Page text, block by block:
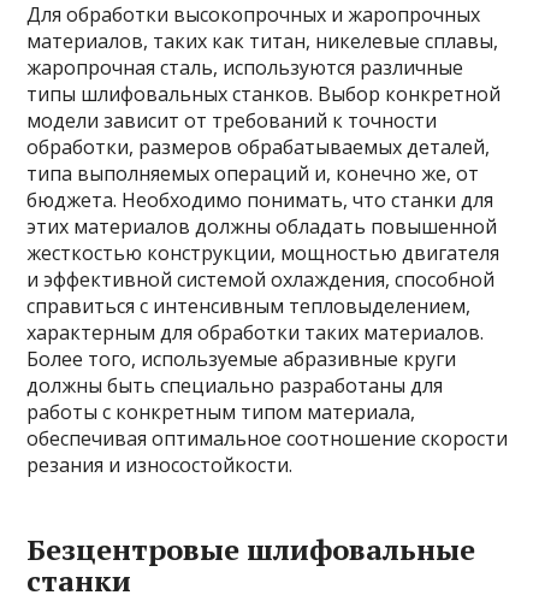
Для обработки высокопрочных и жаропрочных
материалов, таких как титан, никелевые сплавы,
жаропрочная сталь, используются различные
типы шлифовальных станков. Выбор конкретной
модели зависит от требований к точности
обработки, размеров обрабатываемых деталей,
типа выполняемых операций и, конечно же, от
бюджета. Необходимо понимать, что станки для
этих материалов должны обладать повышенной
жесткостью конструкции, мощностью двигателя
и эффективной системой охлаждения, способной
справиться с интенсивным тепловыделением,
характерным для обработки таких материалов.
Более того, используемые абразивные круги
должны быть специально разработаны для
работы с конкретным типом материала,
обеспечивая оптимальное соотношение скорости
резания и износостойкости.
Безцентровые шлифовальные
станки